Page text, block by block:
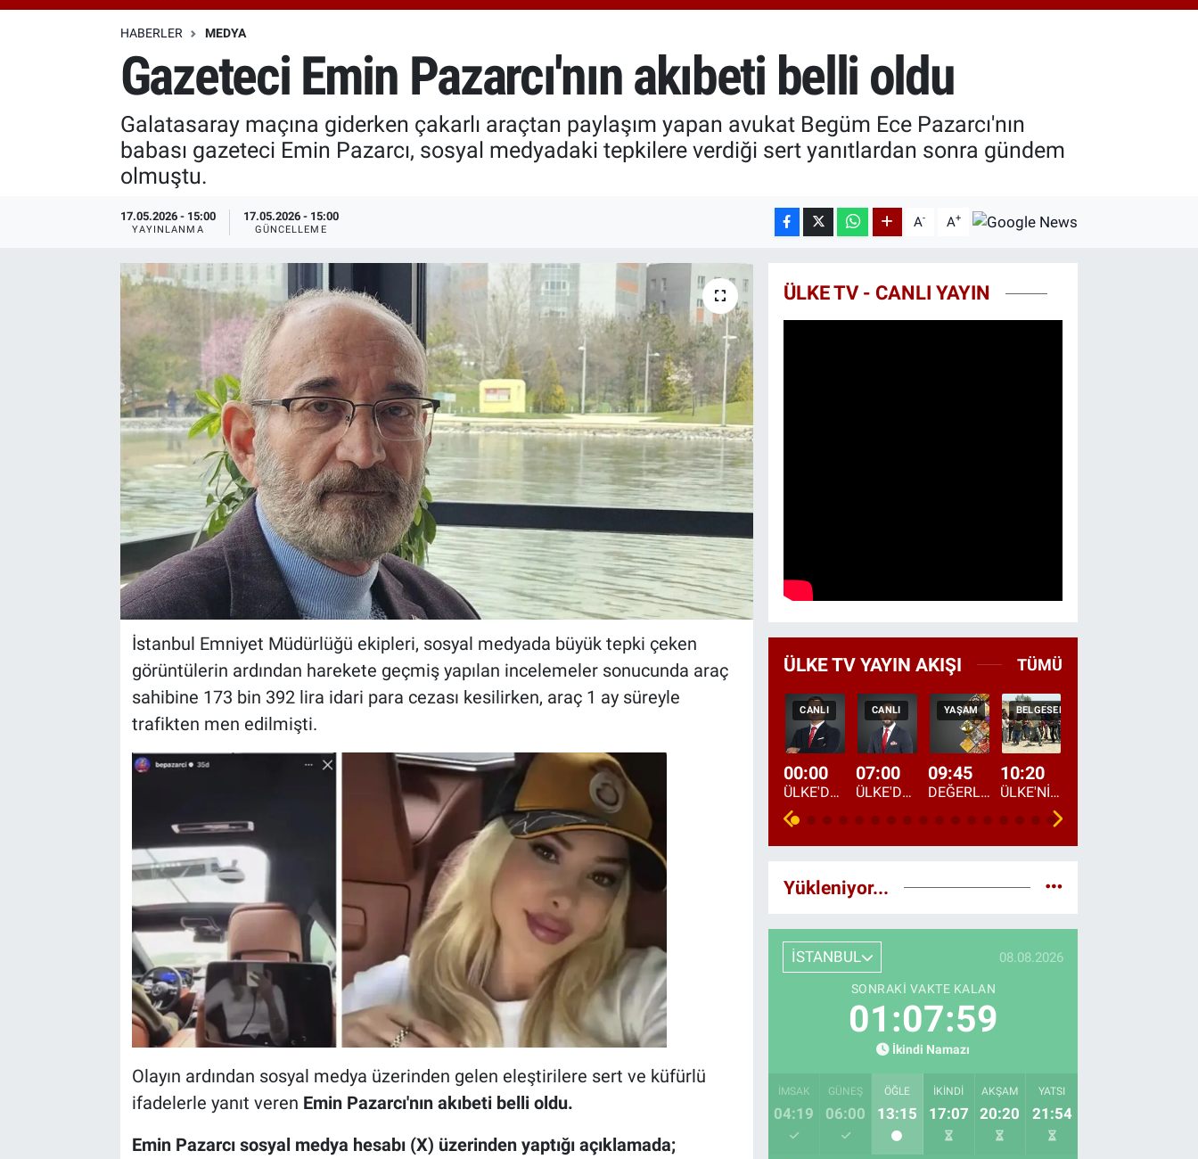
64.959,79
%1.11
HABERLER MEDYA
Gazeteci Emin Pazarcı'nın akıbeti belli oldu
Galatasaray maçına giderken çakarlı araçtan paylaşım yapan avukat Begüm Ece Pazarcı'nın
babası gazeteci Emin Pazarcı, sosyal medyadaki tepkilere verdiği sert yanıtlardan sonra gündem
olmuştu.
17.05.2026 - 15:00
YAYINLANMA
17.05.2026 - 15:00
GÜNCELLEME A- A+
İstanbul Emniyet Müdürlüğü ekipleri, sosyal medyada büyük tepki çeken
görüntülerin ardından harekete geçmiş yapılan incelemeler sonucunda araç
sahibine 173 bin 392 lira idari para cezası kesilirken, araç 1 ay süreyle
trafikten men edilmişti.
Olayın ardından sosyal medya üzerinden gelen eleştirilere sert ve küfürlü
ifadelerle yanıt veren Emin Pazarcı'nın akıbeti belli oldu.
Emin Pazarcı sosyal medya hesabı (X) üzerinden yaptığı açıklamada;
ÜLKE TV - CANLI YAYIN
ÜLKE TV YAYIN AKIŞI TÜMÜ
CANLI
00:00
ÜLKE'DE BU GECE
CANLI
07:00
ÜLKE'DE HAFTA SONU
YAŞAM
09:45
DEĞERLERİN DAVETİ
BELGESEL
10:20
ÜLKE'NİN ÇOCUKLARI
Yükleniyor...
İSTANBUL 08.08.2026
SONRAKI VAKTE KALAN
01:07:57
İkindi Namazı
İMSAK
04:19
GÜNEŞ
06:00
ÖĞLE
13:15
İKINDI
17:07
AKŞAM
20:20
YATSI
21:54
Özel Haberler
Özel Haberler
Erişim Bilgileri
Haber Arşivi